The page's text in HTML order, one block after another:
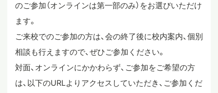
のご参加（オンラインは第一部のみ）をお選びいただけ
ます。
ご来校でのご参加の方は、会の終了後に校内案内、個別
相談も行えますので、ぜひご参加ください。
対面、オンラインにかかわらず、ご参加をご希望の方
は、以下のURLよりアクセスしていただき、ご参加くだ